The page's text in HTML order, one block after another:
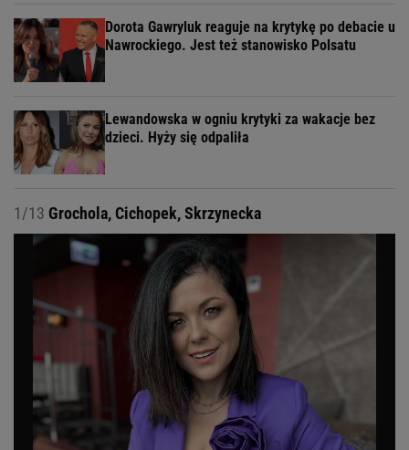
Dorota Gawryluk reaguje na krytykę po debacie u
Nawrockiego. Jest też stanowisko Polsatu
Lewandowska w ogniu krytyki za wakacje bez
dzieci. Hyży się odpaliła
1/13 Grochola, Cichopek, Skrzynecka